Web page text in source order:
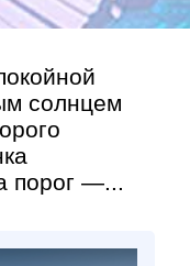
солнцем
порог —...